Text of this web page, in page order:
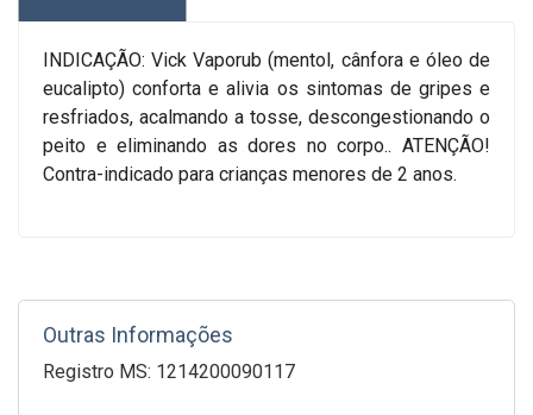
INDICAÇÃO: Vick Vaporub (mentol, cânfora e óleo de
eucalipto) conforta e alivia os sintomas de gripes e
resfriados, acalmando a tosse, descongestionando o
peito e eliminando as dores no corpo.. ATENÇÃO!
Contra-indicado para crianças menores de 2 anos.
Outras Informações
Registro MS: 1214200090117